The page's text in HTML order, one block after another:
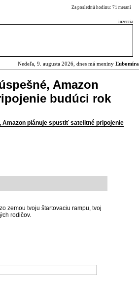
Za poslednú hodinu: 71 meraní
inzercia
Nedeľa, 9. augusta 2026, dnes má meniny Ľubomíra
Amazon
budúci rok
plánuje spustiť satelitné pripojenie
zemou tvoju štartovaciu rampu, tvoj
rodičov.